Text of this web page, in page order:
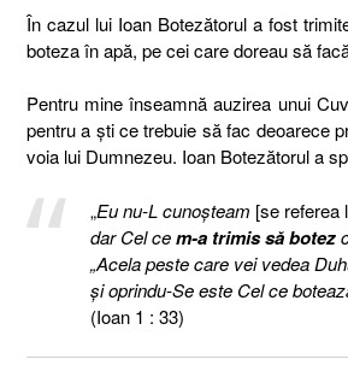
În cazul lui Ioan Botezătorul a fost
boteza în apă, pe cei care doreau să
Pentru mine înseamnă auzirea unui
pentru a şti ce trebuie să fac deoarece
voia lui Dumnezeu. Ioan Botezătorul a
„Eu nu-L cunoşteam [se referea
dar Cel cem-a trimis să botez
„Acela peste care vei vedea
şi oprindu-Se este Cel ce
(Ioan 1 : 33)